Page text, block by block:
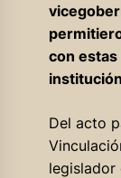
con
Del acto
legislador